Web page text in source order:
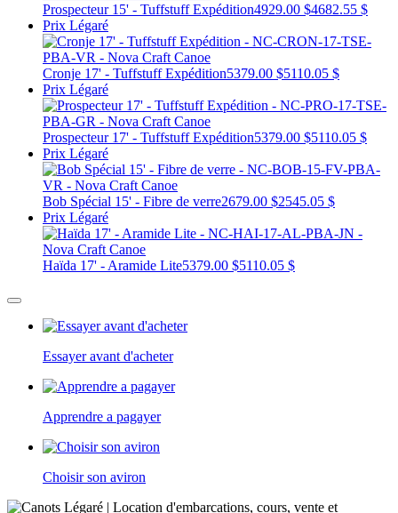
Prospecteur 15' - Tuffstuff Expédition4929.00 $4682.55 $
Prix Légaré
Cronje 17' - Tuffstuff Expédition5379.00 $5110.05 $
Prix Légaré
Prospecteur 17' - Tuffstuff Expédition5379.00 $5110.05 $
Prix Légaré
Bob Spécial 15' - Fibre de verre2679.00 $2545.05 $
Prix Légaré
Haïda 17' - Aramide Lite5379.00 $5110.05 $
Essayer avant d'acheter
Apprendre a pagayer
Choisir son aviron